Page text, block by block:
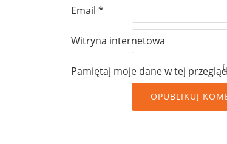
Email *
Witryna internetowa
Pamiętaj moje dane w tej